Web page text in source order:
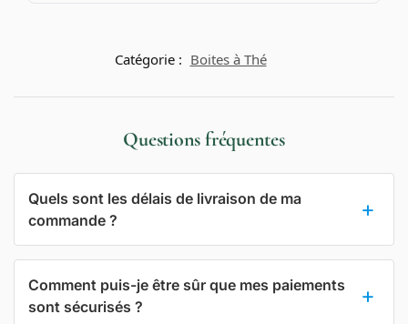
Catégorie : Boites à Thé
Questions fréquentes
Quels sont les délais de livraison de ma
commande ?
Comment puis-je être sûr que mes paiements
sont sécurisés ?